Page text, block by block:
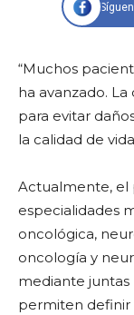
“Muchos
ha avanzado.
para evitar
la calidad de
Actualmente, el
especialidades
oncológica,
oncología y
mediante juntas
permiten definir